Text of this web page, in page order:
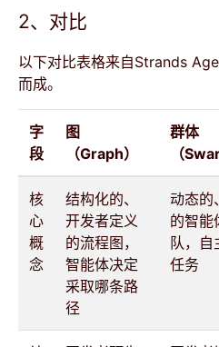
2、对比
以下对比表格来自Strands
而成。
字
段
图
（Graph）
群体
（
核
心
概
念
结构化的、
开发者定义
的流程图，
智能体决定
采取哪条路
径
动态的
的智能
队，自
任务